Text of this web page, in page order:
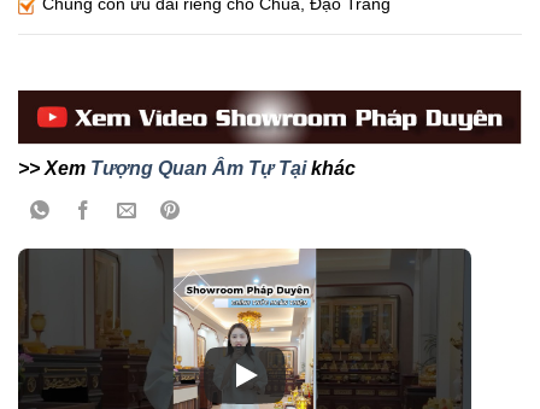
Chúng con ưu đãi riêng cho Chùa, Đạo Tràng
>> Xem Tượng Quan Âm Tự Tạikhác